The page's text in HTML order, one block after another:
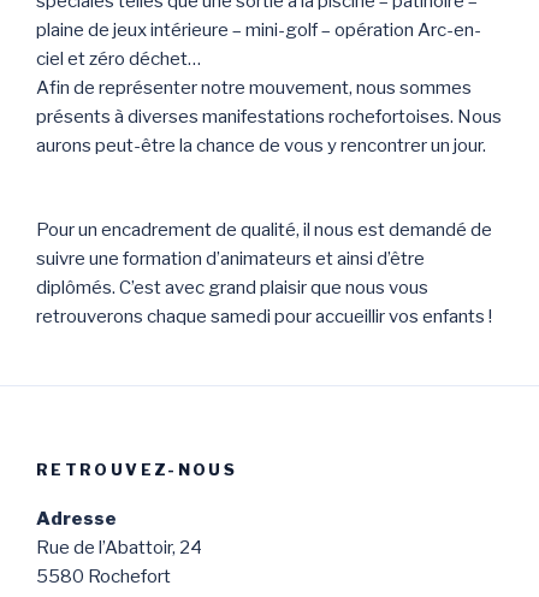
plaine de jeux intérieure – mini-golf – opération Arc-en-
ciel et zéro déchet…
Afin de représenter notre mouvement, nous sommes
présents à diverses manifestations rochefortoises. Nous
aurons peut-être la chance de vous y rencontrer un jour.
Pour un encadrement de qualité, il nous est demandé de
suivre une formation d’animateurs et ainsi d’être
diplômés. C’est avec grand plaisir que nous vous
retrouverons chaque samedi pour accueillir vos enfants !
RETROUVEZ-NOUS
Adresse
Rue de l’Abattoir, 24
5580 Rochefort